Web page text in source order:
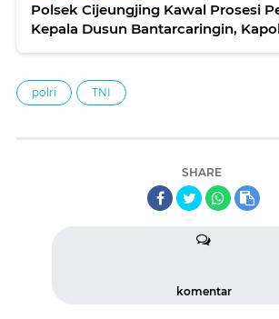
Polsek Cijeungjing Kawal Prosesi
Kepala Dusun Bantarcaringin,
polri TNI
SHARE
komentar